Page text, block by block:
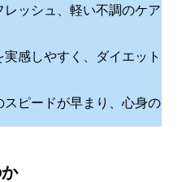
レッシュ、軽い不調のケア
実感しやすく、ダイエット
スピードが早まり、心身の